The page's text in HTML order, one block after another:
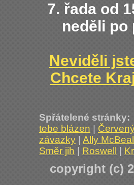
7. řada od
neděli
Neviděli
Chcete
Spřátelené stránky:
tebe blázen
závazky
Ally
Směr jih
Roswell
copyright (c)